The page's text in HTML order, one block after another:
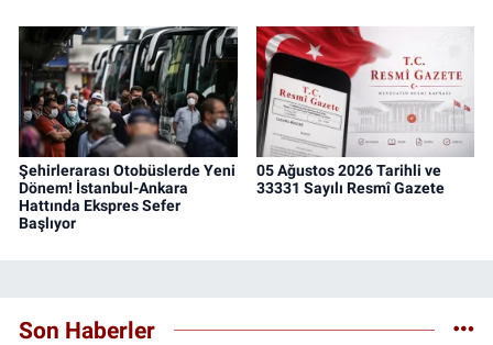
Şehirlerarası Otobüslerde Yeni
Dönem! İstanbul-Ankara
Hattında Ekspres Sefer
Başlıyor
05 Ağustos 2026 Tarihli ve
33331 Sayılı Resmî Gazete
Son Haberler